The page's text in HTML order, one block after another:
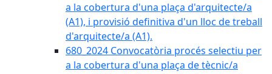
a la cobertura d'una plaça d'arquitecte/a
(A1), i provisió definitiva d'un lloc de treball
d'arquitecte/a (A1).
680_2024 Convocatòria procés selectiu per
a la cobertura d'una plaça de tècnic/a